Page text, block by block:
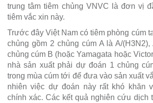
trung tâm tiêm chủng VNVC là đơn vị
tiêm vắc xin này.
Trước đây Việt Nam có tiêm phòng cúm
chủng gồm 2 chủng cúm A là A/(H3N2),
chủng cúm B (hoặc Yamagata hoặc
nhà sản xuất phải dự đoán 1 chủng
trong mùa cúm tới để đưa vào sản xuất
nhiên việc dự đoán này rất khó khăn
chính xác. Các kết quả nghiên cứu dịch